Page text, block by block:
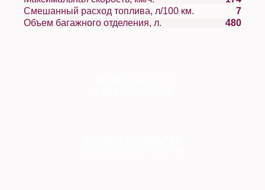
Смешанный расход топлива, л/100 км.
7
Объем багажного отделения, л.
480